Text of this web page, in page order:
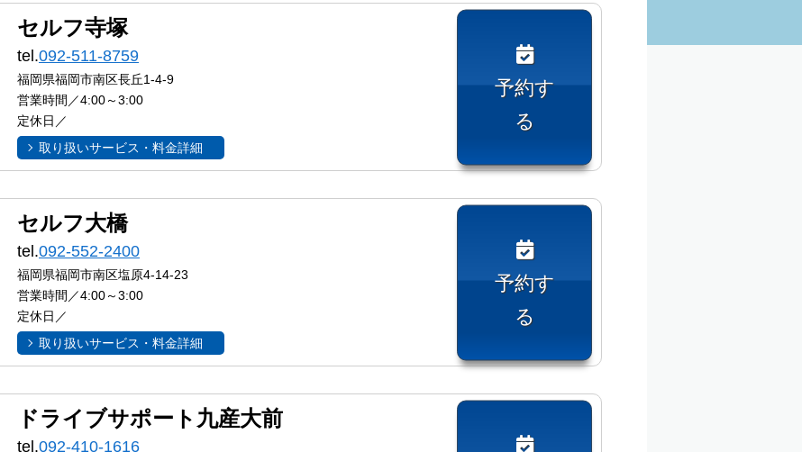
セルフ寺塚
tel.092-511-8759
福岡県福岡市南区長丘1-4-9
営業時間／4:00～3:00
定休日／
取り扱いサービス・料金詳細
予約す
る
セルフ大橋
tel.092-552-2400
福岡県福岡市南区塩原4-14-23
営業時間／4:00～3:00
定休日／
取り扱いサービス・料金詳細
予約す
る
ドライブサポート九産大前
tel.092-410-1616